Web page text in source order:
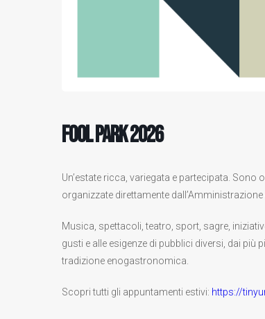
Fool Park 2026
Un’estate ricca, variegata e partecipata.
organizzate direttamente
Musica, spettacoli, teatro, sport, sagre,
gusti e alle esigenze di pubblici diversi, dai
tradizione enogastronomica.
Scopri tutti gli appuntamenti estivi: https://